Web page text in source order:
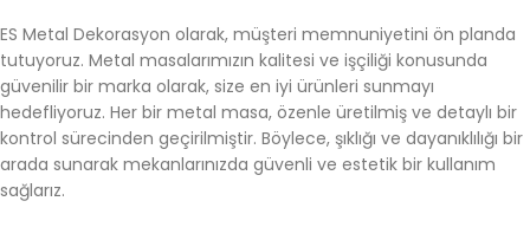
ES Metal Dekorasyon olarak, müşteri memnuniyetini ön planda
tutuyoruz. Metal masalarımızın kalitesi ve işçiliği konusunda
güvenilir bir marka olarak, size en iyi ürünleri sunmayı
hedefliyoruz. Her bir metal masa, özenle üretilmiş ve detaylı bir
kontrol sürecinden geçirilmiştir. Böylece, şıklığı ve dayanıklılığı bir
arada sunarak mekanlarınızda güvenli ve estetik bir kullanım
sağlarız.